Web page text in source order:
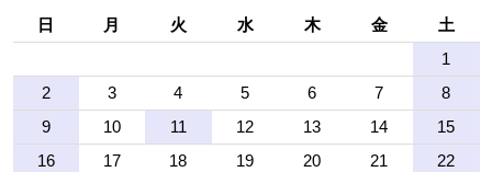
日 月 火 水 木 金
土
1
2
3 4 5 6 7
8
9
10 11 12 13 14
15
16
17 18 19 20 21
22